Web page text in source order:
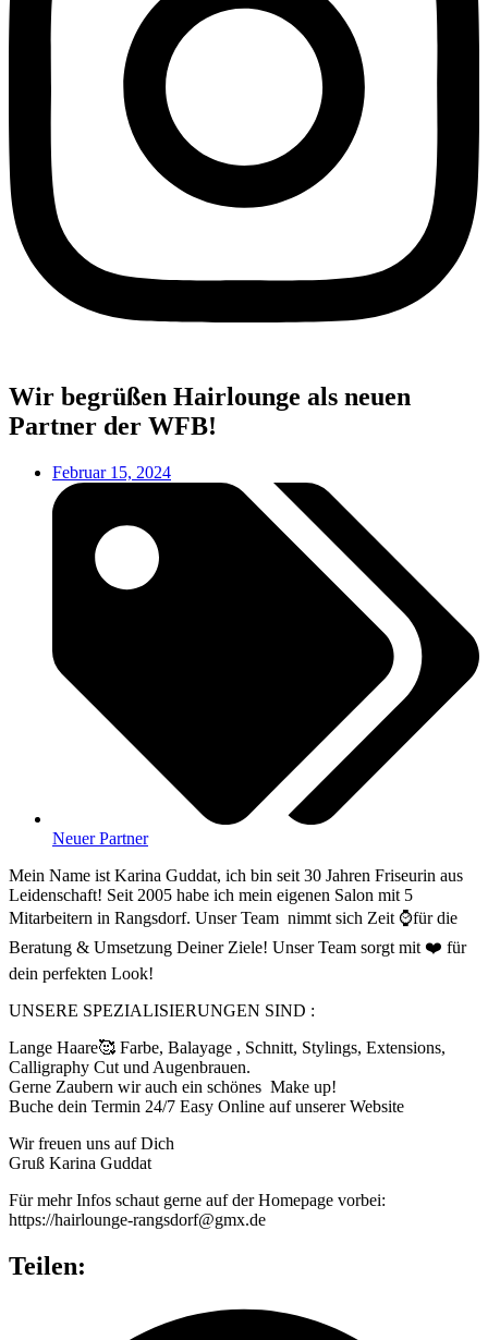
Wir begrüßen Hairlounge als neuen
Partner der WFB!
Februar 15, 2024
Neuer Partner
Mein Name ist Karina Guddat, ich bin seit 30 Jahren Friseurin aus
Leidenschaft! Seit 2005 habe ich mein eigenen Salon mit 5
Mitarbeitern in Rangsdorf. Unser Team nimmt sich Zeit ⌚️für die
Beratung & Umsetzung Deiner Ziele! Unser Team sorgt mit ❤️ für
dein perfekten Look!
UNSERE SPEZIALISIERUNGEN SIND :
Lange Haare🥰 Farbe, Balayage , Schnitt, Stylings, Extensions,
Calligraphy Cut und Augenbrauen.
Gerne Zaubern wir auch ein schönes Make up!
Buche dein Termin 24/7 Easy Online auf unserer Website
Wir freuen uns auf Dich
Gruß Karina Guddat
Für mehr Infos schaut gerne auf der Homepage vorbei:
https://hairlounge-rangsdorf@gmx.de
Teilen: